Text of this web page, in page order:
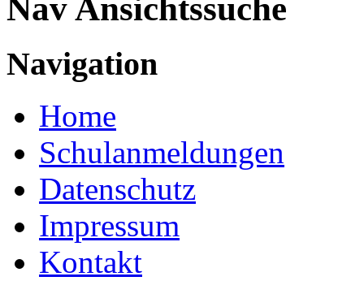
Nav Ansichtssuche
Navigation
Home
Schulanmeldungen
Datenschutz
Impressum
Kontakt